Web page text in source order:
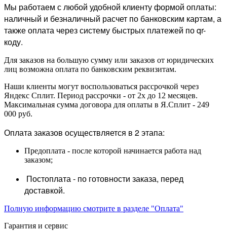
Мы работаем с любой удобной клиенту формой оплаты:
наличный и безналичный расчет по банковским картам, а
также оплата через систему быстрых платежей по qr-
коду.
Для заказов на большую сумму или заказов от юридических
лиц возможна оплата по банковским реквизитам.
Наши клиенты могут воспользоваться рассрочкой через
Яндекс Сплит. Период рассрочки - от 2х до 12 месяцев.
Максимальная сумма договора для оплаты в Я.Сплит - 249
000 руб.
Оплата заказов осуществляется в 2 этапа:
Предоплата - после которой начинается работа над
заказом;
Постоплата - по готовности заказа, перед
доставкой.
Полную информацию смотрите в разделе "Оплата"
Гарантия и сервис